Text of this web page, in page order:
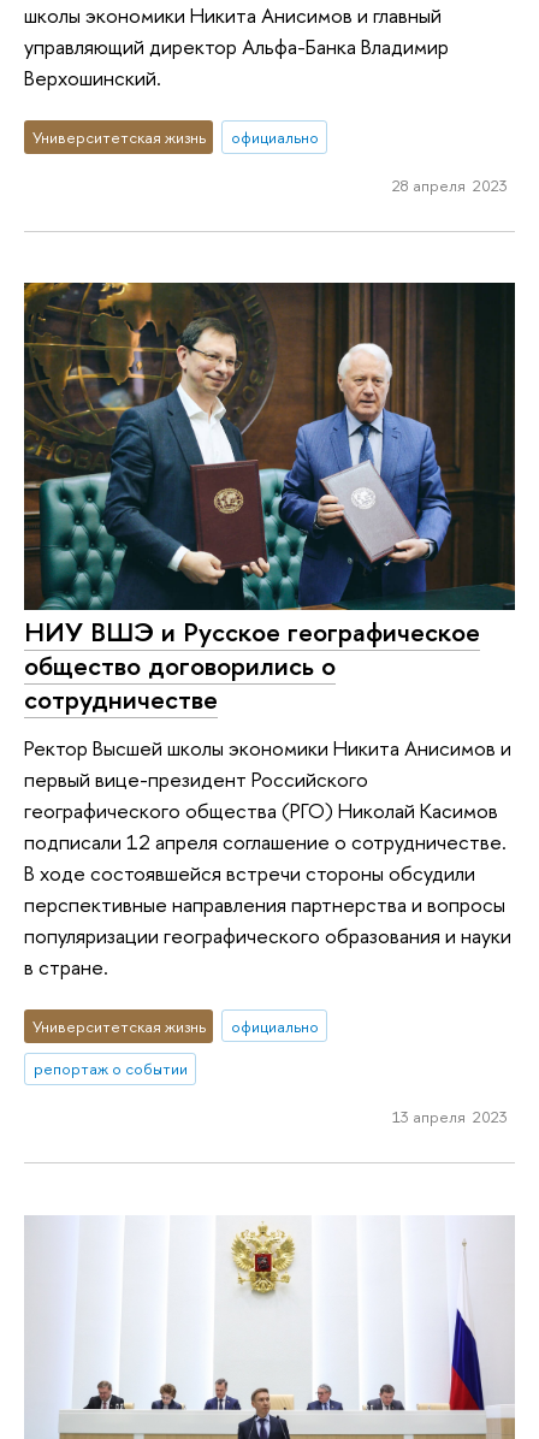
школы экономики Никита Анисимов и главный
управляющий директор Альфа-Банка Владимир
Верхошинский.
Университетская жизнь официально
28 апреля 2023
НИУ ВШЭ и Русское географическое
общество договорились о
сотрудничестве
Ректор Высшей школы экономики Никита Анисимов и
первый вице-президент Российского
географического общества (РГО) Николай Касимов
подписали 12 апреля соглашение о сотрудничестве.
В ходе состоявшейся встречи стороны обсудили
перспективные направления партнерства и вопросы
популяризации географического образования и науки
в стране.
Университетская жизнь
официально
репортаж о событии
13 апреля 2023